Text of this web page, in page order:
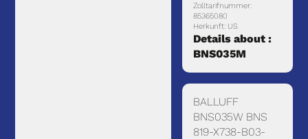
Zolltarifnummer:
85365080
Herkunft: US
Details about :
BNS035M
BALLUFF
BNS035W BNS
819-X738-B03-